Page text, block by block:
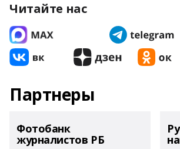
Читайте нас
Партнеры
Фотобанк
журналистов РБ